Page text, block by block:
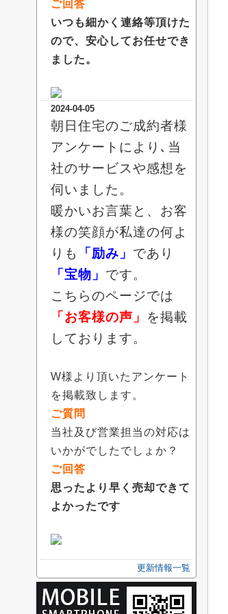
ご回答
いつも細かく連絡等頂けた
ので、安心してお任せでき
ました。
2024-04-05
朝日住宅のご成約者様
アンケートにより､当
社のサービスや感想を
伺いました。
暖かいお言葉と、お客
様の笑顔が私達の何よ
りも
「励み」 であり
「宝物」 です。
こちらのページでは
「お客様の声」 を掲載
しております。
W様より頂いたアンケート
を掲載致します。
ご質問
当社及び営業担当の対応は
いかがでしたでしょか？
ご回答
思ったより早く売却できて
よかったです
更新情報一覧